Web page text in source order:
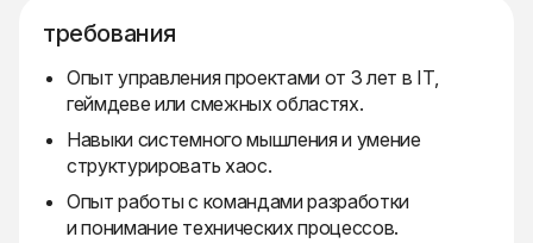
требования
Опыт управления проектами от 3 лет в IT,
геймдеве или смежных областях.
Навыки системного мышления и умение
структурировать хаос.
Опыт работы с командами разработки
и понимание технических процессов.